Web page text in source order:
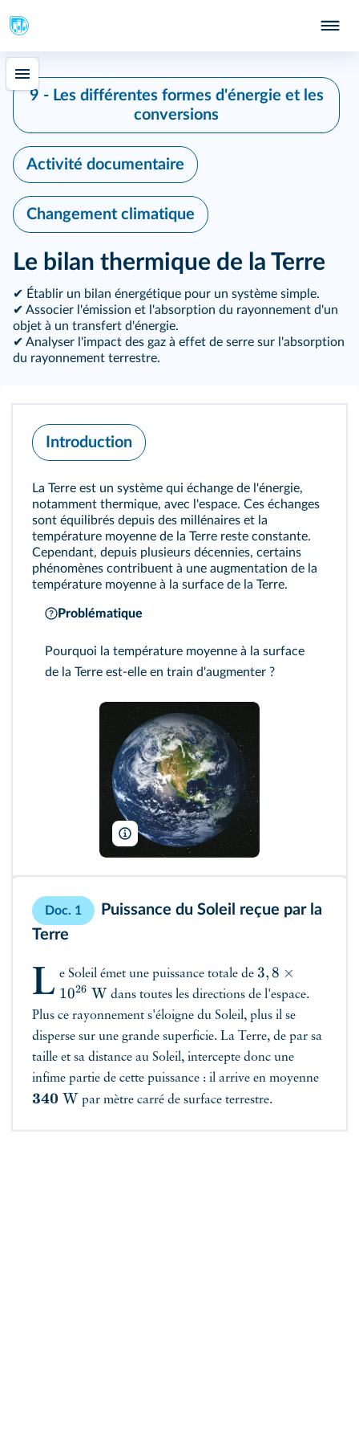
9 - Les différentes formes d'énergie et les
conversions
Activité documentaire
Changement climatique
Le bilan thermique de la Terre
✔ Établir un bilan énergétique pour un système simple.
✔ Associer l'émission et l'absorption du rayonnement d'un
objet à un transfert d'énergie.
✔ Analyser l'impact des gaz à effet de serre sur l'absorption
du rayonnement terrestre.
Introduction
La Terre est un système qui échange de l'énergie,
notamment thermique, avec l'espace. Ces échanges
sont équilibrés depuis des millénaires et la
température moyenne de la Terre reste constante.
Cependant, depuis plusieurs décennies, certains
phénomènes contribuent à une augmentation de la
température moyenne à la surface de la Terre.
Problématique
Pourquoi la température moyenne à la surface
de la Terre est-elle en train d'augmenter ?
fokke baarssen/Shutterstock
Doc. 1
Puissance du Soleil reçue par la
Terre
L e Soleil émet une puissance totale de 3,8 ×
1026 W dans toutes les directions de l'espace.
Plus ce rayonnement s'éloigne du Soleil, plus il se
disperse sur une grande superficie. La Terre, de par sa
taille et sa distance au Soleil, intercepte donc une
infime partie de cette puissance : il arrive en moyenne
340 W par mètre carré de surface terrestre.